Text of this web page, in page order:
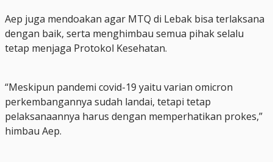
Aep juga mendoakan agar MTQ di Lebak bisa terlaksana
dengan baik, serta menghimbau semua pihak selalu
tetap menjaga Protokol Kesehatan.
“Meskipun pandemi covid-19 yaitu varian omicron
perkembangannya sudah landai, tetapi tetap
pelaksanaannya harus dengan memperhatikan prokes,”
himbau Aep.